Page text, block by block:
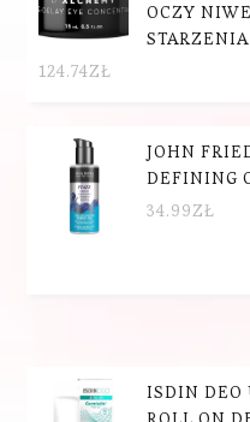
OCZY
124.74ZŁ
JOHN
DEFINING
34.99ZŁ
ISDIN DEO